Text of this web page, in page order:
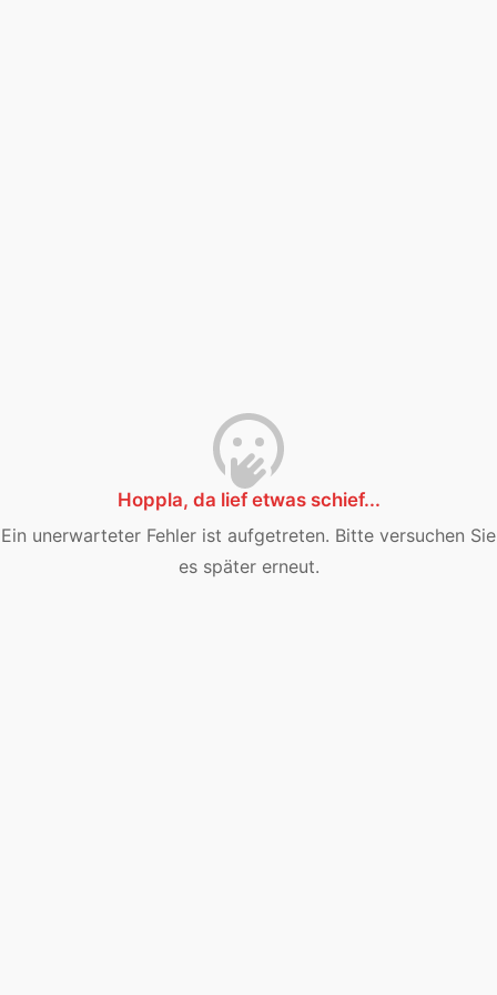
Hoppla, da lief etwas schief...
Ein unerwarteter Fehler ist aufgetreten. Bitte versuchen Sie
es später erneut.